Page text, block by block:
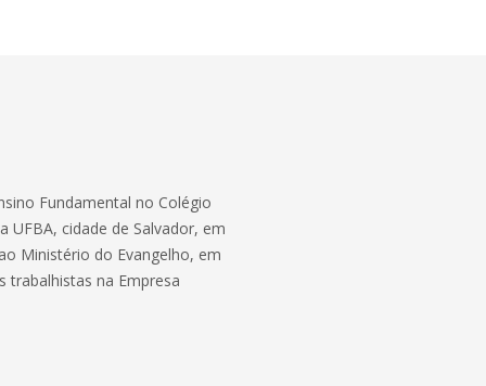
Fundamental no Colégio
UFBA, cidade de Salvador, em
Ministério do Evangelho, em
trabalhistas na Empresa